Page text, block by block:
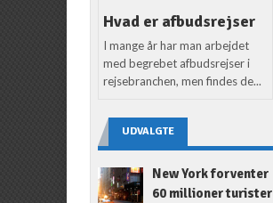
Hvad er afbudsrejser
I mange år har man arbejdet
med begrebet afbudsrejser i
rejsebranchen, men findes de...
UDVALGTE
New York forventer
60 millioner turister